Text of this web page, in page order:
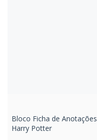
Bloco Ficha de Anotações
Harry Potter